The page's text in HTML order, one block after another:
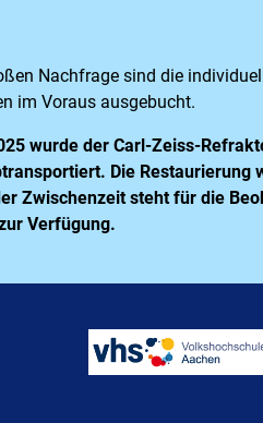
Nachfrage sind die
im Voraus ausgebucht.
wurde der Carl-Zeiss-
Die Restaurierung
Zwischenzeit steht für die
Verfügung.